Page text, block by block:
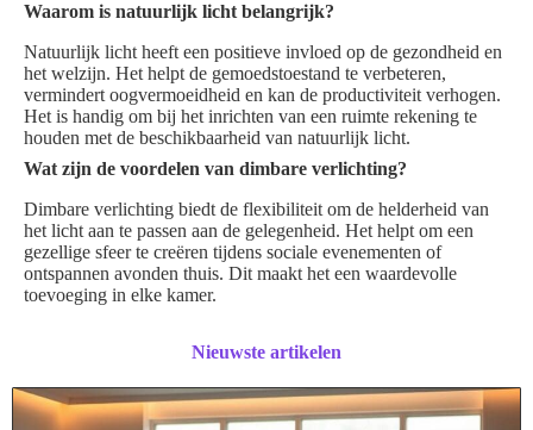
Waarom is natuurlijk licht belangrijk?
Natuurlijk licht heeft een positieve invloed op de gezondheid en
het welzijn. Het helpt de gemoedstoestand te verbeteren,
vermindert oogvermoeidheid en kan de productiviteit verhogen.
Het is handig om bij het inrichten van een ruimte rekening te
houden met de beschikbaarheid van natuurlijk licht.
Wat zijn de voordelen van dimbare verlichting?
Dimbare verlichting biedt de flexibiliteit om de helderheid van
het licht aan te passen aan de gelegenheid. Het helpt om een
gezellige sfeer te creëren tijdens sociale evenementen of
ontspannen avonden thuis. Dit maakt het een waardevolle
toevoeging in elke kamer.
Nieuwste artikelen